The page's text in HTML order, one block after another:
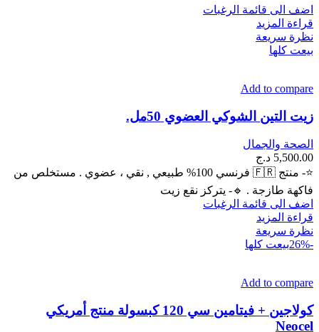
اضف الى قائمة الرغبات
قراءة المزيد
نظرة سريعة
بيعت كلها
Add to compare
زيت التين الشوكي العضوي 50مل.
الصحة والجمال
5,500.00 د.ج
⭐- منتج 🇫🇷 فرنسي 100% طبيعي , نقي ، عضوي . مستخلص من
فاكهة طازجة . 🔹️- يتركز نقع زيت
اضف الى قائمة الرغبات
قراءة المزيد
نظرة سريعة
-26%
بيعت كلها
Add to compare
كولاجين + فيتامين سي 120 كبسولة منتج أمريكي
Neocel